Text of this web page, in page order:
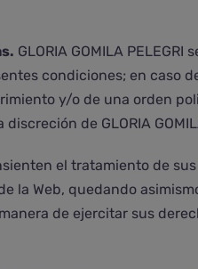
GLORIA GOMILA
condiciones; en
y/o de una orden
de GLORIA
el tratamiento de
la Web, quedando
de ejercitar sus